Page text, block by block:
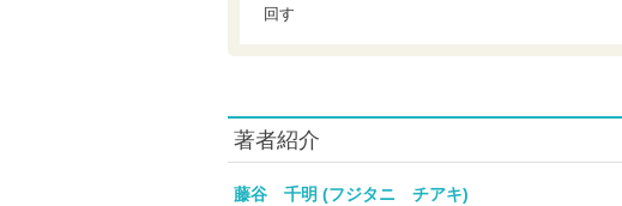
回す
著者紹介
藤谷 千明 (フジタニ チアキ)